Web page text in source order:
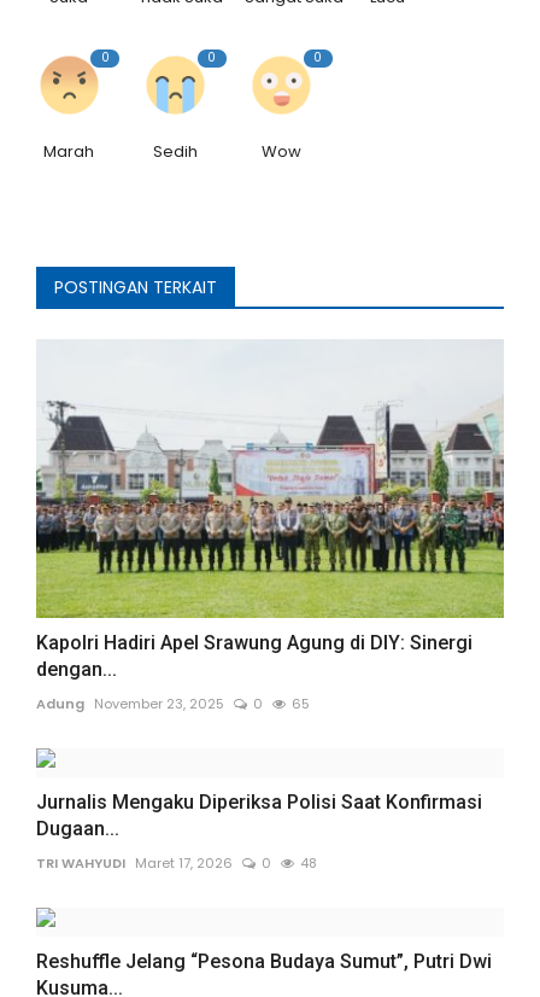
0
Marah
0
Sedih
0
Wow
POSTINGAN TERKAIT
Kapolri Hadiri Apel Srawung Agung di DIY: Sinergi
dengan...
Adung November 23, 2025 0 65
Jurnalis Mengaku Diperiksa Polisi Saat Konfirmasi
Dugaan...
TRI WAHYUDI Maret 17, 2026 0 48
Reshuffle Jelang “Pesona Budaya Sumut”, Putri Dwi
Kusuma...